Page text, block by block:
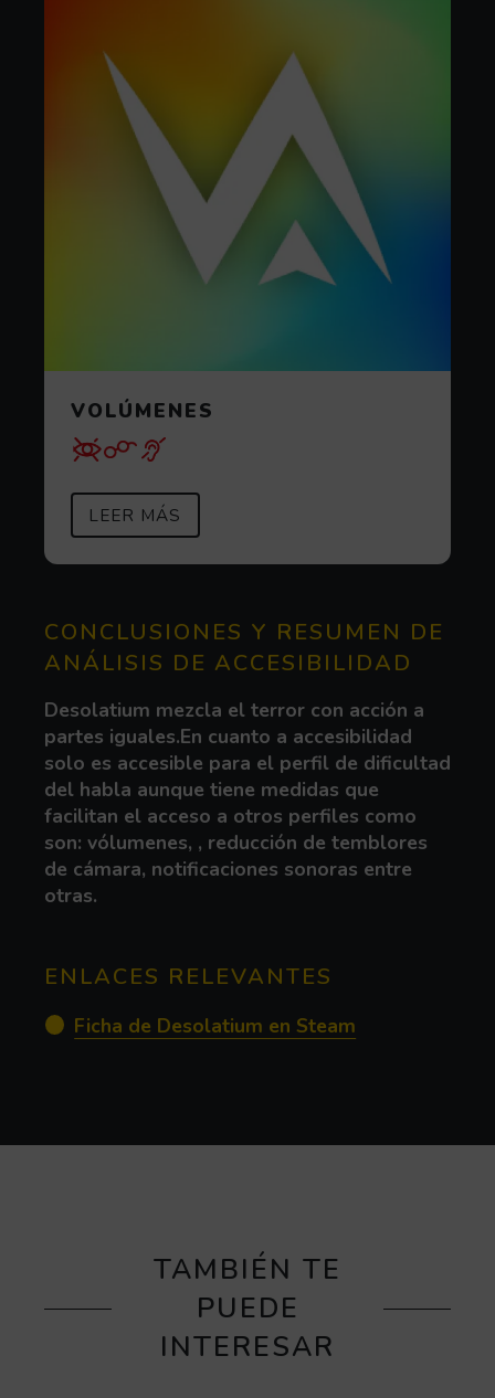
VOLÚMENES
LEER MÁS
CONCLUSIONES Y RESUMEN DE
ANÁLISIS DE ACCESIBILIDAD
Desolatium mezcla el terror con acción a
partes iguales.En cuanto a accesibilidad
solo es accesible para el perfil de dificultad
del habla aunque tiene medidas que
facilitan el acceso a otros perfiles como
son: vólumenes, , reducción de temblores
de cámara, notificaciones sonoras entre
otras.
ENLACES RELEVANTES
Ficha de Desolatium en Steam
TAMBIÉN TE
PUEDE
INTERESAR